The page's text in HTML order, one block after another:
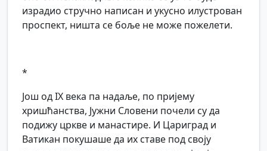
израдио стручно написан и укусно илустрован
проспект, ништа се боље не може пожелети.
*
Још од IX века па надаље, по пријему
хришћанства, Јужни Словени почели су да
подижу цркве и манастире. И Цариград и
Ватикан покушаше да их ставе под своју